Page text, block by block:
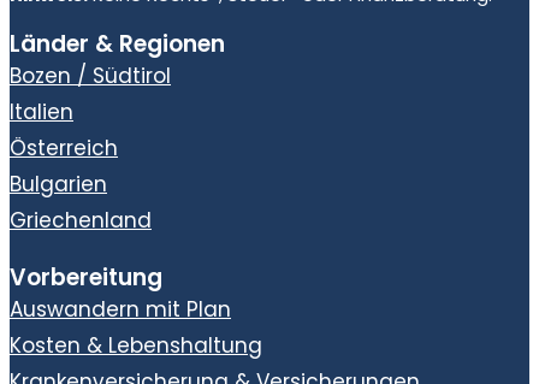
Länder & Regionen
Bozen / Südtirol
Italien
Österreich
Bulgarien
Griechenland
Vorbereitung
Auswandern mit Plan
Kosten & Lebenshaltung